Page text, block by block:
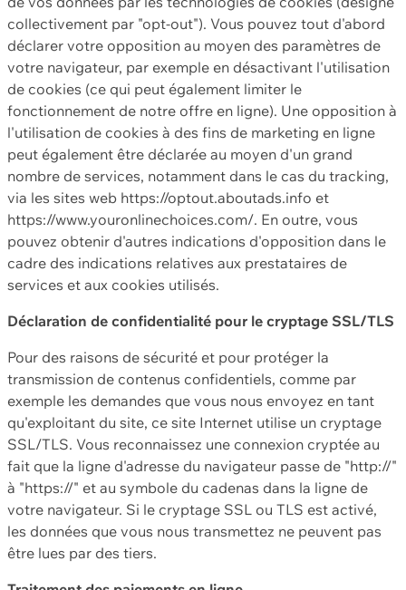
collectivement par "opt-out"). Vous pouvez tout d'abord
déclarer votre opposition au moyen des paramètres de
votre navigateur, par exemple en désactivant l'utilisation
de cookies (ce qui peut également limiter le
fonctionnement de notre offre en ligne). Une opposition à
l'utilisation de cookies à des fins de marketing en ligne
peut également être déclarée au moyen d'un grand
nombre de services, notamment dans le cas du tracking,
via les sites web https://optout.aboutads.info et
https://www.youronlinechoices.com/. En outre, vous
pouvez obtenir d'autres indications d'opposition dans le
cadre des indications relatives aux prestataires de
services et aux cookies utilisés.
Déclaration de confidentialité pour le cryptage SSL/TLS
Pour des raisons de sécurité et pour protéger la
transmission de contenus confidentiels, comme par
exemple les demandes que vous nous envoyez en tant
qu'exploitant du site, ce site Internet utilise un cryptage
SSL/TLS. Vous reconnaissez une connexion cryptée au
fait que la ligne d'adresse du navigateur passe de "http://"
à "https://" et au symbole du cadenas dans la ligne de
votre navigateur. Si le cryptage SSL ou TLS est activé,
les données que vous nous transmettez ne peuvent pas
être lues par des tiers.